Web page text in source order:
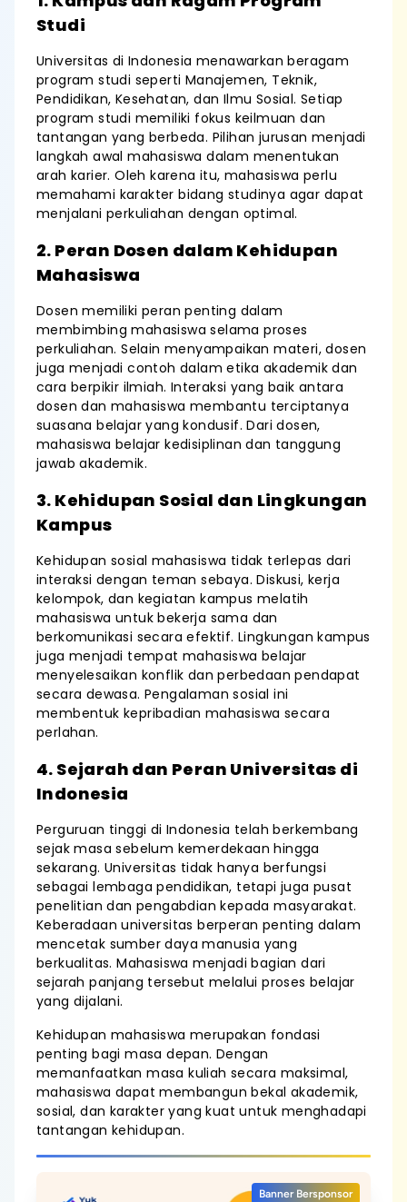
Studi
Universitas di Indonesia menawarkan beragam
program studi seperti Manajemen, Teknik,
Pendidikan, Kesehatan, dan Ilmu Sosial. Setiap
program studi memiliki fokus keilmuan dan
tantangan yang berbeda. Pilihan jurusan menjadi
langkah awal mahasiswa dalam menentukan
arah karier. Oleh karena itu, mahasiswa perlu
memahami karakter bidang studinya agar dapat
menjalani perkuliahan dengan optimal.
2. Peran Dosen dalam Kehidupan
Mahasiswa
Dosen memiliki peran penting dalam
membimbing mahasiswa selama proses
perkuliahan. Selain menyampaikan materi, dosen
juga menjadi contoh dalam etika akademik dan
cara berpikir ilmiah. Interaksi yang baik antara
dosen dan mahasiswa membantu terciptanya
suasana belajar yang kondusif. Dari dosen,
mahasiswa belajar kedisiplinan dan tanggung
jawab akademik.
3. Kehidupan Sosial dan Lingkungan
Kampus
Kehidupan sosial mahasiswa tidak terlepas dari
interaksi dengan teman sebaya. Diskusi, kerja
kelompok, dan kegiatan kampus melatih
mahasiswa untuk bekerja sama dan
berkomunikasi secara efektif. Lingkungan kampus
juga menjadi tempat mahasiswa belajar
menyelesaikan konflik dan perbedaan pendapat
secara dewasa. Pengalaman sosial ini
membentuk kepribadian mahasiswa secara
perlahan.
4. Sejarah dan Peran Universitas di
Indonesia
Perguruan tinggi di Indonesia telah berkembang
sejak masa sebelum kemerdekaan hingga
sekarang. Universitas tidak hanya berfungsi
sebagai lembaga pendidikan, tetapi juga pusat
penelitian dan pengabdian kepada masyarakat.
Keberadaan universitas berperan penting dalam
mencetak sumber daya manusia yang
berkualitas. Mahasiswa menjadi bagian dari
sejarah panjang tersebut melalui proses belajar
yang dijalani.
Kehidupan mahasiswa merupakan fondasi
penting bagi masa depan. Dengan
memanfaatkan masa kuliah secara maksimal,
mahasiswa dapat membangun bekal akademik,
sosial, dan karakter yang kuat untuk menghadapi
tantangan kehidupan.
Banner Bersponsor